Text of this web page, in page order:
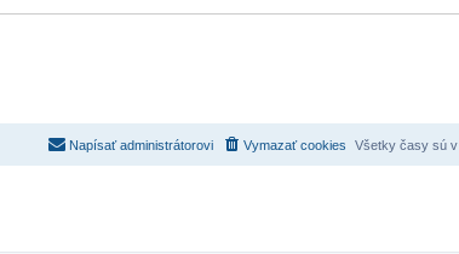
Všetky časy sú v
Vymazať cookies
Napísať administrátorovi